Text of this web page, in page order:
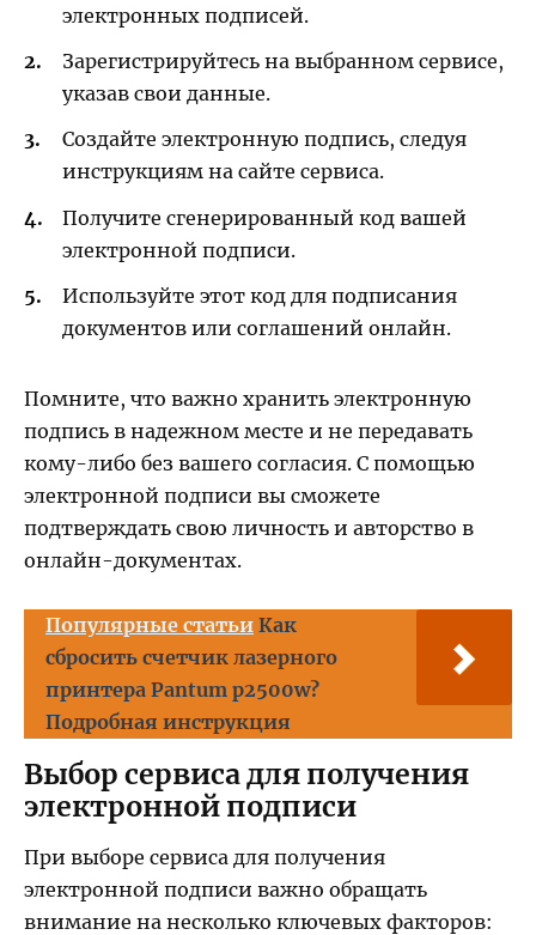
электронных подписей.
Зарегистрируйтесь на выбранном сервисе,
указав свои данные.
Создайте электронную подпись, следуя
инструкциям на сайте сервиса.
Получите сгенерированный код вашей
электронной подписи.
Используйте этот код для подписания
документов или соглашений онлайн.
Помните, что важно хранить электронную
подпись в надежном месте и не передавать
кому-либо без вашего согласия. С помощью
электронной подписи вы сможете
подтверждать свою личность и авторство в
онлайн-документах.
Популярные статьи Как
сбросить счетчик лазерного
принтера Pantum p2500w?
Подробная инструкция
Выбор сервиса для получения
электронной подписи
При выборе сервиса для получения
электронной подписи важно обращать
внимание на несколько ключевых факторов: